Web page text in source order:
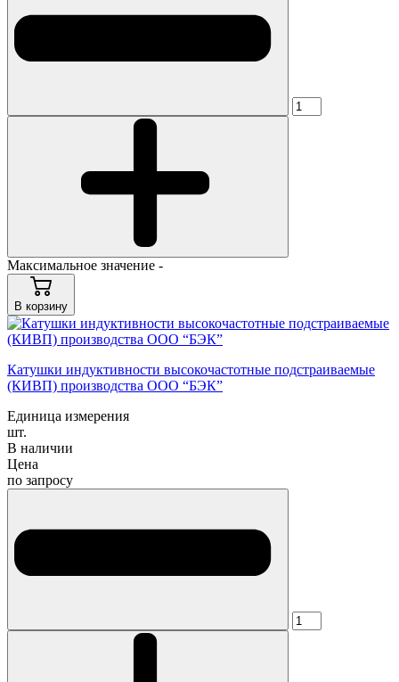
Максимальное значение -
В корзину
Катушки индуктивности высокочастотные подстраиваемые
(КИВП) производства ООО “БЭК”
Единица измерения
шт.
В наличии
Цена
по запросу